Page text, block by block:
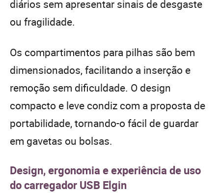
diários sem apresentar sinais de desgaste
ou fragilidade.
Os compartimentos para pilhas são bem
dimensionados, facilitando a inserção e
remoção sem dificuldade. O design
compacto e leve condiz com a proposta de
portabilidade, tornando-o fácil de guardar
em gavetas ou bolsas.
Design, ergonomia e experiência de uso
do carregador USB Elgin